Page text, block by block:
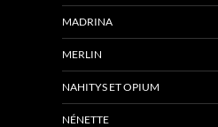
MADRINA
MERLIN
NAHITYS ET OPIUM
NÉNETTE